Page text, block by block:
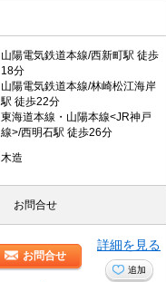
山陽電気鉄道本線/西新町駅 徒歩
18分
山陽電気鉄道本線/林崎松江海岸
駅 徒歩22分
東海道本線・山陽本線<JR神戸
線>/西明石駅 徒歩26分
木造
お問合せ
お問合せ
詳細を見る
追加